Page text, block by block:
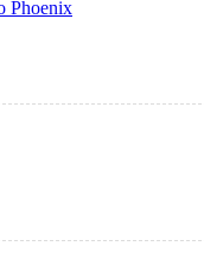
Phoenix